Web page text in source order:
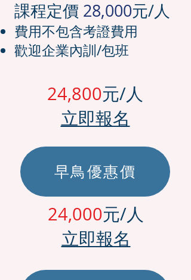
課程定價 28,000元/人
費用不包含考證費用
歡迎企業內訓/包班
24,800元/人
立即報名
早鳥優惠價
24,000元/人
立即報名